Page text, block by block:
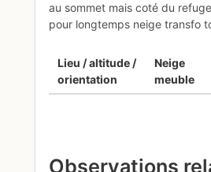
au sommet mais coté du
pour longtemps neige transfo
Lieu / altitude /
orientation
Neige
meuble
Observations